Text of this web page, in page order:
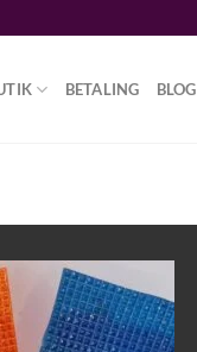
BETALING BLOG
Add to
wishlist